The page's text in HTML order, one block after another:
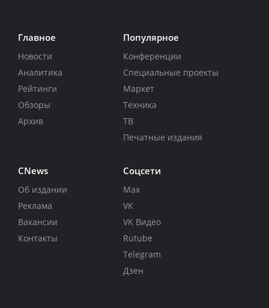
Главное
Новости
Аналитика
Рейтинги
Обзоры
Архив
Популярное
Конференции
Специальные проекты
Маркет
Техника
ТВ
Печатные издания
CNews
Об издании
Реклама
Вакансии
Контакты
Соцсети
Max
VK
VK Видео
Rutube
Telegram
Дзен